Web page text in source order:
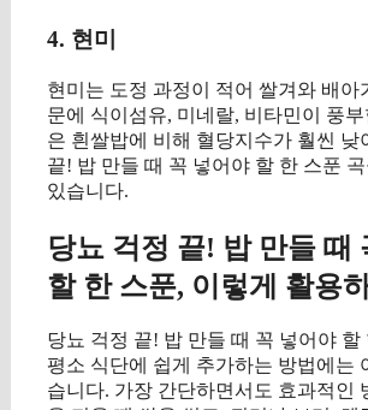
4. 현미
현미는 도정 과정이 적어 쌀겨와 배아
문에 식이섬유, 미네랄, 비타민이 풍
은 흰쌀밥에 비해 혈당지수가 훨씬 낮
끝! 밥 만들 때 꼭 넣어야 할 한 스푼
있습니다.
당뇨 걱정 끝! 밥 만들 때
할 한 스푼, 이렇게 활용
당뇨 걱정 끝! 밥 만들 때 꼭 넣어야 할
평소 식단에 쉽게 추가하는 방법에는
습니다. 가장 간단하면서도 효과적인